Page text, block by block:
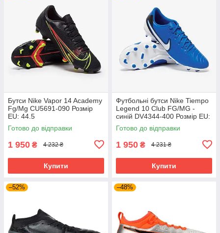
Бутси Nike Vapor 14 Academy
Fg/Mg CU5691-090 Розмір
EU: 44.5
Готово до відправки
1 950 ₴ 4 232 ₴
Купити
Футбольні бутси Nike Tiempo
Legend 10 Club FG/MG -
синій DV4344-400 Розмір EU:
42.5
Готово до відправки
1 950 ₴ 4 231 ₴
Купити
–52% –48%